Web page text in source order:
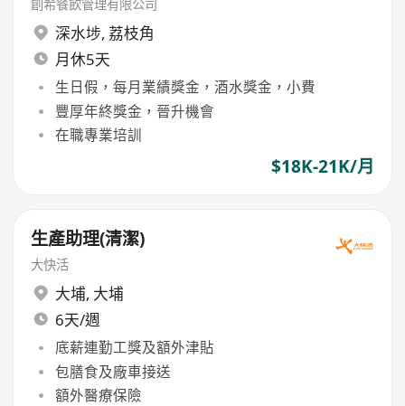
創希餐飲管理有限公司
深水埗, 荔枝角
月休5天
生日假，每月業績獎金，酒水獎金，小費
豐厚年終獎金，晉升機會
在職專業培訓
$18K-21K/月
生產助理(清潔)
大快活
大埔, 大埔
6天/週
底薪連勤工獎及額外津貼
包膳食及廠車接送
額外醫療保險